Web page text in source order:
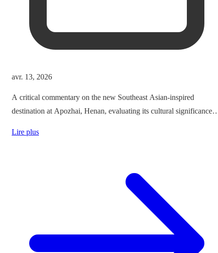
avr. 13, 2026
A critical commentary on the new Southeast Asian-inspired
destination at Apozhai, Henan, evaluating its cultural significance
Lire plus